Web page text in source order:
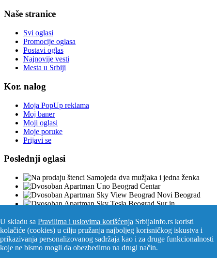
Naše stranice
Svi oglasi
Promocije oglasa
Postavi oglas
Najnovije vesti
Mesta u Srbiji
Kor. nalog
Moja PopUp reklama
Moj baner
Moji oglasi
Moje poruke
Prijavi se
Poslednji oglasi
Srbija Info©2026. Sva prava zadržana. Pogledajte i
pozarevacinfo.rs
U skladu sa Pravilima i uslovima korišćenja SrbijaInfo.rs koristi
kolačiće (cookies) u cilju pružanja najboljeg korisničkog iskustva i
prikazivanja personalizovanog sadržaja kao i za druge funkcionalnosti
koje ne bismo mogli da obezbedimo na drugi način.